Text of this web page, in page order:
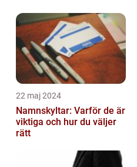
22 maj 2024
Namnskyltar: Varför de är
viktiga och hur du väljer
rätt